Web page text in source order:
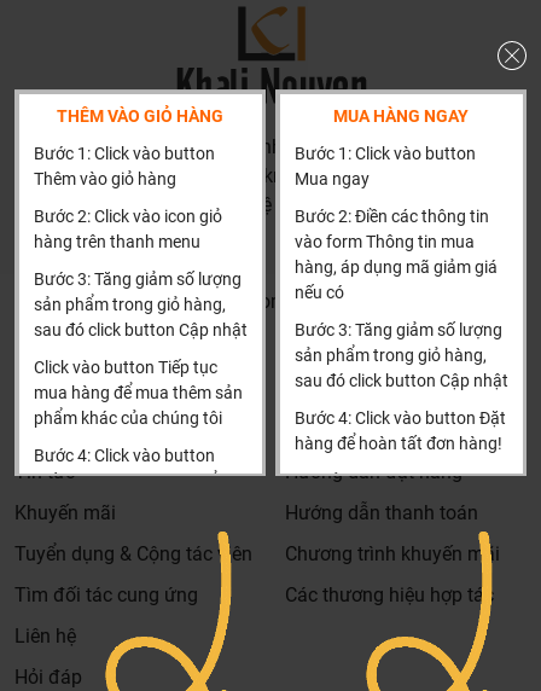
THÊM VÀO GIỎ HÀNG
Bước 1: Click vào button
Thêm vào giỏ hàng
Bước 2: Click vào icon giỏ
hàng trên thanh menu
Bước 3: Tăng giảm số lượng
sản phẩm trong giỏ hàng,
sau đó click button Cập nhật
Click vào button Tiếp tục
mua hàng để mua thêm sản
phẩm khác của chúng tôi
Bước 4: Click vào button
Tiến hành thanh toán để
thanh toán đơn hàng của
Xin cảm ơn khách hàng!!!
MUA HÀNG NGAY
Bước 1: Click vào button
Mua ngay
Bước 2: Điền các thông tin
vào form Thông tin mua
hàng, áp dụng mã giảm giá
nếu có
Bước 3: Tăng giảm số lượng
sản phẩm trong giỏ hàng,
sau đó click button Cập nhật
Bước 4: Click vào button Đặt
hàng để hoàn tất đơn hàng!
Xin cảm ơn khách hàng!!!
HN: số 160 đường Văn Minh, Di Trạch, Hoài Đức, Hà Nội
(Cách đại học công nghiệp 1 km)
HCM và các tỉnh khác: Liên hệ hotline để được hướng dẫn
đặt hàng
Khalinguyen.vn@gmail.com
0904501766
Thông tin
Tìm đại lý & Hợp tác
Tin tức
Khuyến mãi
Tuyển dụng & Cộng tác viên
Tìm đối tác cung ứng
Liên hệ
Hỏi đáp
Thông tin thêm
Hướng dẫn mua hàng
Hướng dẫn đặt hàng
Hướng dẫn thanh toán
Chương trình khuyến mãi
Các thương hiệu hợp tác